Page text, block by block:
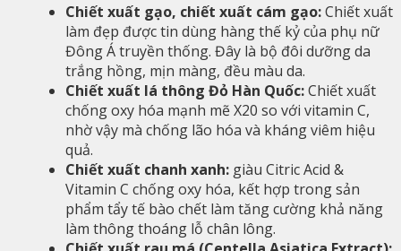
Chiết xuất gạo, chiết xuất cám gạo:Chiết xuất
làm đẹp được tin dùng hàng thế kỷ của phụ nữ
Đông Á truyền thống. Đây là bộ đôi dưỡng da
trắng hồng, mịn màng, đều màu da.
Chiết xuất lá thông Đỏ Hàn Quốc:Chiết xuất
chống oxy hóa mạnh mẽ X20 so với vitamin C,
nhờ vậy mà chống lão hóa và kháng viêm hiệu
quả.
Chiết xuất chanh xanh: giàu Citric Acid &
Vitamin C chống oxy hóa, kết hợp trong sản
phẩm tẩy tế bào chết làm tăng cường khả năng
làm thông thoáng lỗ chân lông.